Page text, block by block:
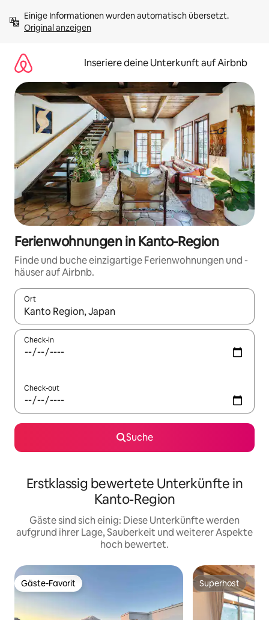
Inhalten
springenOriginal anzeigen
Inseriere deine Unterkunft auf Airbnb
Ferienwohnungen in Kanto-Region
Finde und buche einzigartige Ferienwohnungen und -
häuser auf Airbnb.
Ort
Wenn Ergebnisse verfügbar sind, navigiere mit den
Check-in
Check-out
Suche
Erstklassig bewertete Unterkünfte in
Kanto-Region
Gäste sind sich einig: Diese Unterkünfte werden
aufgrund ihrer Lage, Sauberkeit und weiterer Aspekte
hoch bewertet.
Gäste-Favorit
Gäste-Favorit Superhost
Superhost